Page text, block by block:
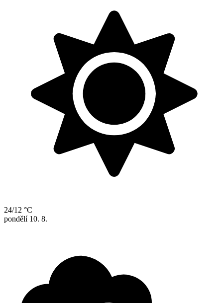
24/12 °C
pondělí 10. 8.